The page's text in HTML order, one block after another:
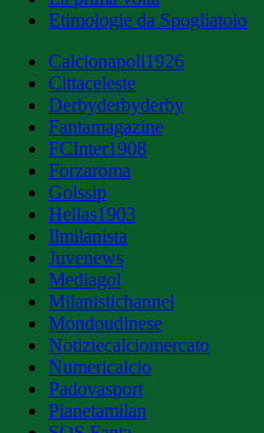
Etimologie da Spogliatoio
Calcionapoli1926
Cittaceleste
Derbyderbyderby
Fantamagazine
FCInter1908
Forzaroma
Golssip
Hellas1903
Ilmilanista
Juvenews
Mediagol
Milanistichannel
Mondoudinese
Notiziecalciomercato
Numericalcio
Padovasport
Pianetamilan